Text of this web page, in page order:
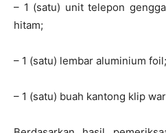
– 1 (satu) unit telepon
hitam;
– 1 (satu) lembar aluminium foil;
– 1 (satu) buah kantong klip